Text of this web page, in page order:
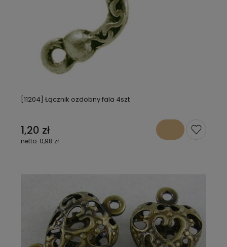
[11204] Łącznik ozdobny fala 4szt
1,20 zł
0,98 zł